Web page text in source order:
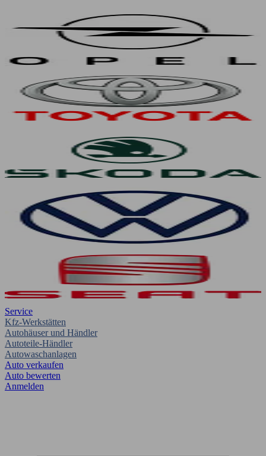
Service
Kfz-Werkstätten
Autohäuser und Händler
Autoteile-Händler
Autowaschanlagen
Auto verkaufen
Auto bewerten
Anmelden